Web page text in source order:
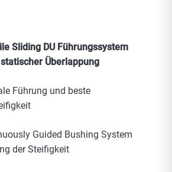
Sliding DU Führungssystem
Überlappung
Führung und beste
Guided Bushing System
der Steifigkeit